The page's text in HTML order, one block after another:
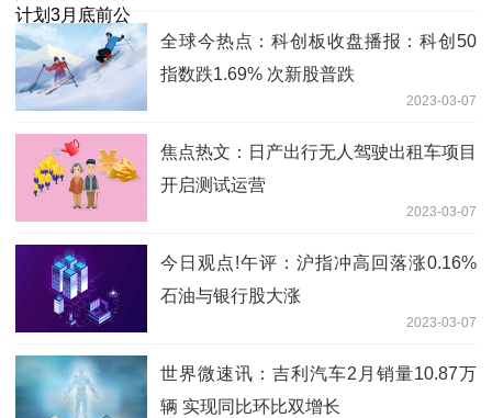
全球今热点：科创板收盘播报：科创50
指数跌1.69% 次新股普跌
2023-03-07
焦点热文：日产出行无人驾驶出租车项目
开启测试运营
2023-03-07
今日观点!午评：沪指冲高回落涨0.16%
石油与银行股大涨
2023-03-07
世界微速讯：吉利汽车2月销量10.87万
辆 实现同比环比双增长